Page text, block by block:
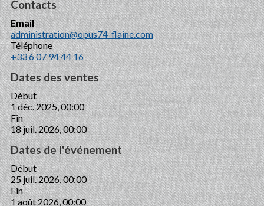
Contacts
Email
administration@opus74-flaine.com
Téléphone
+33 6 07 94 44 16
Dates des ventes
Début
1 déc. 2025, 00:00
Fin
18 juil. 2026, 00:00
Dates de l'événement
Début
25 juil. 2026, 00:00
Fin
1 août 2026, 00:00